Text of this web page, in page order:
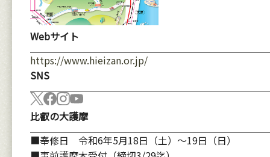
Webサイト
https://www.hieizan.or.jp/
SNS
比叡の大護摩
■奉修日 令和6年5月18日（土）～19日（日）